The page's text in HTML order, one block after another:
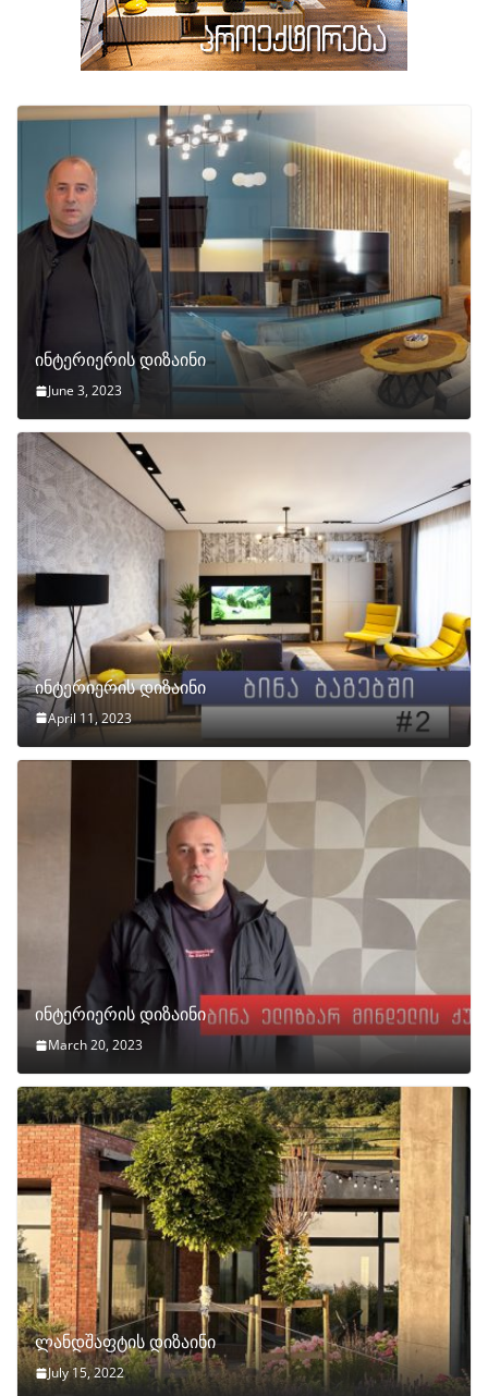
ინტერიერის დიზაინი
June 3, 2023
ინტერიერის დიზაინი
April 11, 2023
ინტერიერის დიზაინი
March 20, 2023
ლანდშაფტის დიზაინი
July 15, 2022